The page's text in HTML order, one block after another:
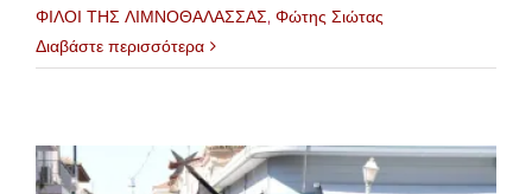
ΦΙΛΟΙ ΤΗΣ ΛΙΜΝΟΘΑΛΑΣΣΑΣ, Φώτης Σιώτας
Διαβάστε περισσότερα